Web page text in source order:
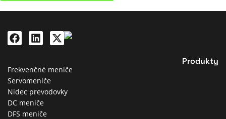
Produkty
Frekvenčné meniče
Servomeniče
Nidec prevodovky
DC meniče
DFS meniče